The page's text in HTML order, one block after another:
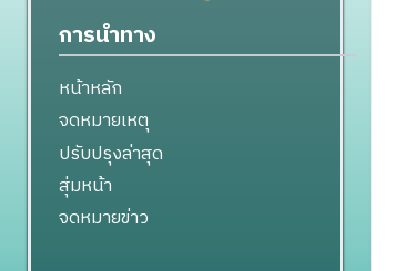
การนำทาง
หน้าหลัก
จดหมายเหตุ
ปรับปรุงล่าสุด
สุ่มหน้า
จดหมายข่าว